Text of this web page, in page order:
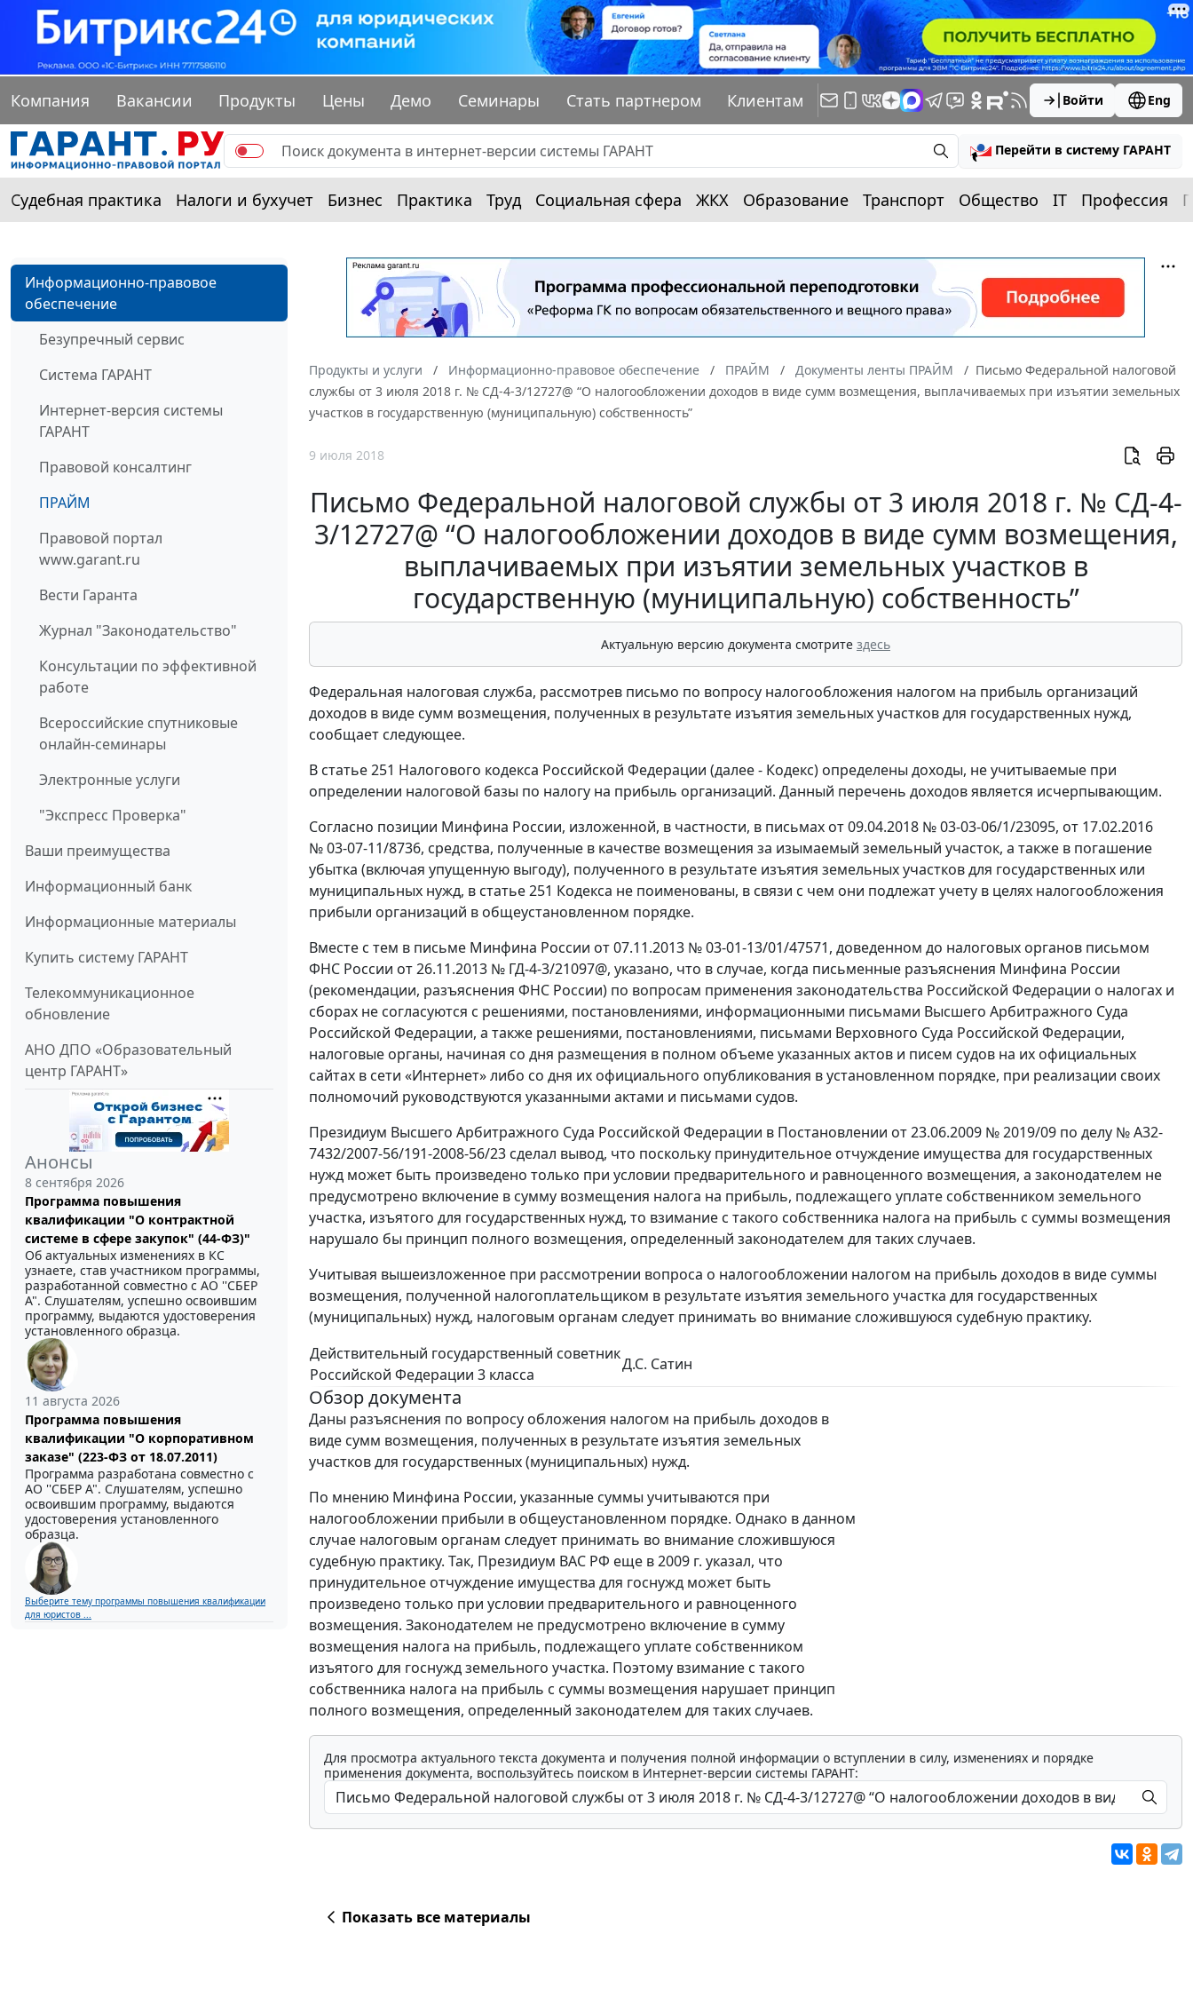
Компания Вакансии Продукты Цены Демо Семинары Стать партнером Клиентам Войти Eng
Перейти в систему ГАРАНТ
Судебная практика Налоги и бухучет Бизнес Практика Труд Социальная сфера ЖКХ Образование Транспорт Общество IT Профессия
Информационно-правовое
обеспечение
Безупречный сервис
Система ГАРАНТ
Интернет-версия системы
ГАРАНТ
Правовой консалтинг
ПРАЙМ
Правовой портал
www.garant.ru
Вести Гаранта
Журнал "Законодательство"
Консультации по эффективной
работе
Всероссийские спутниковые
онлайн-семинары
Электронные услуги
"Экспресс Проверка"
Ваши преимущества
Информационный банк
Информационные материалы
Купить систему ГАРАНТ
Телекоммуникационное
обновление
АНО ДПО «Образовательный
центр ГАРАНТ»
Анонсы
8 сентября 2026
Программа повышения
квалификации "О контрактной
системе в сфере закупок" (44-ФЗ)"
Об актуальных изменениях в КС
узнаете, став участником программы,
разработанной совместно с АО ''СБЕР
А". Слушателям, успешно освоившим
программу, выдаются удостоверения
установленного образца.
11 августа 2026
Программа повышения
квалификации "О корпоративном
заказе" (223-ФЗ от 18.07.2011)
Программа разработана совместно с
АО ''СБЕР А". Слушателям, успешно
освоившим программу, выдаются
удостоверения установленного
образца.
Выберите тему программы повышения квалификации
для юристов ...
Продукты и услуги Информационно-правовое обеспечение ПРАЙМ Документы ленты ПРАЙМ
Письмо Федеральной налоговой
службы от 3 июля 2018 г. № СД-4-3/12727@ “О налогообложении доходов в виде сумм возмещения, выплачиваемых при изъятии земельных
участков в государственную (муниципальную) собственность”
9 июля 2018
Письмо Федеральной налоговой службы от 3 июля 2018 г. № СД-4-
3/12727@ “О налогообложении доходов в виде сумм возмещения,
выплачиваемых при изъятии земельных участков в
государственную (муниципальную) собственность”
Актуальную версию документа смотрите здесь
Федеральная налоговая служба, рассмотрев письмо по вопросу налогообложения налогом на прибыль организаций
доходов в виде сумм возмещения, полученных в результате изъятия земельных участков для государственных нужд,
сообщает следующее.
В статье 251 Налогового кодекса Российской Федерации (далее - Кодекс) определены доходы, не учитываемые при
определении налоговой базы по налогу на прибыль организаций. Данный перечень доходов является исчерпывающим.
Согласно позиции Минфина России, изложенной, в частности, в письмах от 09.04.2018 № 03-03-06/1/23095, от 17.02.2016
№ 03-07-11/8736, средства, полученные в качестве возмещения за изымаемый земельный участок, а также в погашение
убытка (включая упущенную выгоду), полученного в результате изъятия земельных участков для государственных или
муниципальных нужд, в статье 251 Кодекса не поименованы, в связи с чем они подлежат учету в целях налогообложения
прибыли организаций в общеустановленном порядке.
Вместе с тем в письме Минфина России от 07.11.2013 № 03-01-13/01/47571, доведенном до налоговых органов письмом
ФНС России от 26.11.2013 № ГД-4-3/21097@, указано, что в случае, когда письменные разъяснения Минфина России
(рекомендации, разъяснения ФНС России) по вопросам применения законодательства Российской Федерации о налогах и
сборах не согласуются с решениями, постановлениями, информационными письмами Высшего Арбитражного Суда
Российской Федерации, а также решениями, постановлениями, письмами Верховного Суда Российской Федерации,
налоговые органы, начиная со дня размещения в полном объеме указанных актов и писем судов на их официальных
сайтах в сети «Интернет» либо со дня их официального опубликования в установленном порядке, при реализации своих
полномочий руководствуются указанными актами и письмами судов.
Президиум Высшего Арбитражного Суда Российской Федерации в Постановлении от 23.06.2009 № 2019/09 по делу № А32-
7432/2007-56/191-2008-56/23 сделал вывод, что поскольку принудительное отчуждение имущества для государственных
нужд может быть произведено только при условии предварительного и равноценного возмещения, а законодателем не
предусмотрено включение в сумму возмещения налога на прибыль, подлежащего уплате собственником земельного
участка, изъятого для государственных нужд, то взимание с такого собственника налога на прибыль с суммы возмещения
нарушало бы принцип полного возмещения, определенный законодателем для таких случаев.
Учитывая вышеизложенное при рассмотрении вопроса о налогообложении налогом на прибыль доходов в виде суммы
возмещения, полученной налогоплательщиком в результате изъятия земельного участка для государственных
(муниципальных) нужд, налоговым органам следует принимать во внимание сложившуюся судебную практику.
Действительный государственный советник
Российской Федерации 3 класса
Д.С. Сатин
Обзор документа
Даны разъяснения по вопросу обложения налогом на прибыль доходов в
виде сумм возмещения, полученных в результате изъятия земельных
участков для государственных (муниципальных) нужд.
По мнению Минфина России, указанные суммы учитываются при
налогообложении прибыли в общеустановленном порядке. Однако в данном
случае налоговым органам следует принимать во внимание сложившуюся
судебную практику. Так, Президиум ВАС РФ еще в 2009 г. указал, что
принудительное отчуждение имущества для госнужд может быть
произведено только при условии предварительного и равноценного
возмещения. Законодателем не предусмотрено включение в сумму
возмещения налога на прибыль, подлежащего уплате собственником
изъятого для госнужд земельного участка. Поэтому взимание с такого
собственника налога на прибыль с суммы возмещения нарушает принцип
полного возмещения, определенный законодателем для таких случаев.
Для просмотра актуального текста документа и получения полной информации о вступлении в силу, изменениях и порядке
применения документа, воспользуйтесь поиском в Интернет-версии системы ГАРАНТ:
Показать все материалы